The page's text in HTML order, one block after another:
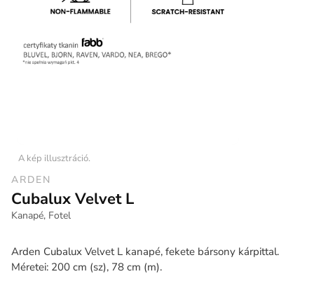
A kép illusztráció.
ARDEN
Cubalux Velvet L
Kanapé, Fotel
Arden Cubalux Velvet L kanapé, fekete bársony kárpittal.
Méretei: 200 cm (sz), 78 cm (m).